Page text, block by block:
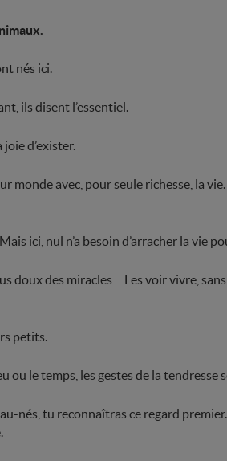
nés ici.
ils disent l’essentiel.
joie d’exister.
monde avec, pour seule richesse, la
ici, nul n’a besoin d’arracher la vie
doux des miracles… Les voir vivre,
petits.
ou le temps, les gestes de la tendresse
nés, tu reconnaîtras ce regard